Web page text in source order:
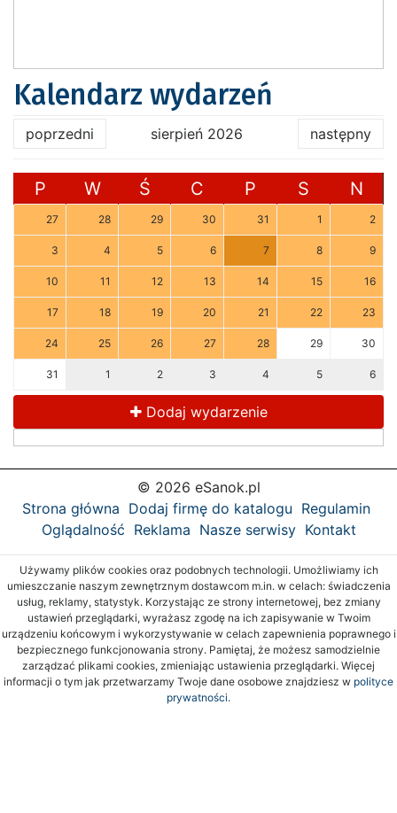
Kalendarz wydarzeń
poprzedni sierpień 2026 następny
P W Ś C P S N
27 28 29 30 31 1 2
3 4 5 6 7 8 9
10 11 12 13 14 15 16
17 18 19 20 21 22 23
24 25 26 27 28 29 30
31 1 2 3 4 5 6
Dodaj wydarzenie
© 2026 eSanok.pl
Strona główna Dodaj firmę do katalogu Regulamin
Oglądalność Reklama Nasze serwisy Kontakt
Używamy plików cookies oraz podobnych technologii. Umożliwiamy ich
umieszczanie naszym zewnętrznym dostawcom m.in. w celach: świadczenia
usług, reklamy, statystyk. Korzystając ze strony internetowej, bez zmiany
ustawień przeglądarki, wyrażasz zgodę na ich zapisywanie w Twoim
urządzeniu końcowym i wykorzystywanie w celach zapewnienia poprawnego i
bezpiecznego funkcjonowania strony. Pamiętaj, że możesz samodzielnie
zarządzać plikami cookies, zmieniając ustawienia przeglądarki. Więcej
informacji o tym jak przetwarzamy Twoje dane osobowe znajdziesz w polityce
prywatności.